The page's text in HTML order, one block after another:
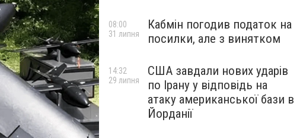
Кабмін погодив податок на
посилки, але з винятком
08:00
31 липня
США завдали нових ударів
по Ірану у відповідь на
атаку американської бази в
Йорданії
14:32
29 липня